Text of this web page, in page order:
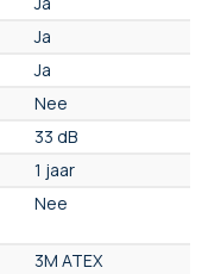
Ja
Ja
Nee
33 dB
1 jaar
Nee
3M ATEX